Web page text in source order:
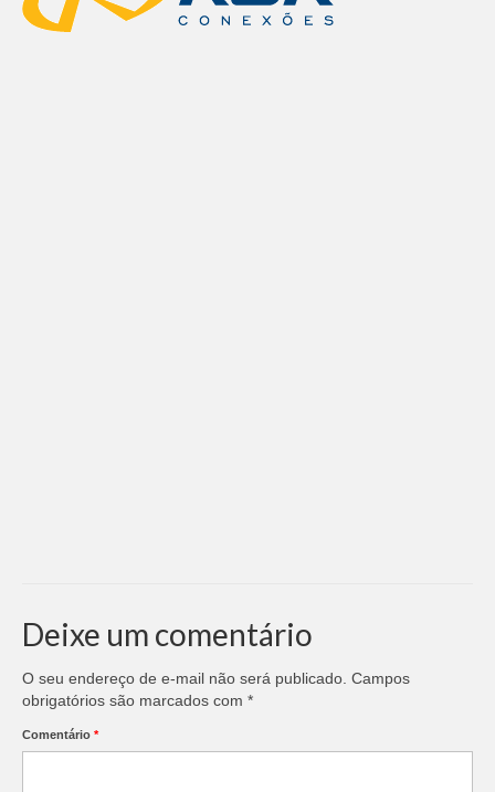
Deixe um comentário
O seu endereço de e-mail não será publicado. Campos
obrigatórios são marcados com *
Comentário *